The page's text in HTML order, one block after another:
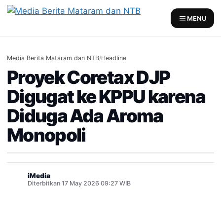
Skip
MENU
Media Berita Mataram dan NTB/Headline
Proyek Coretax DJP
Digugat ke KPPU karena
Diduga Ada Aroma
Monopoli
iMedia
Diterbitkan 17 May 2026 09:27 WIB